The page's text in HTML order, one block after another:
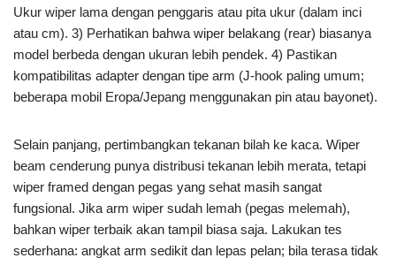
Ukur wiper lama dengan penggaris atau pita ukur (dalam inci
atau cm). 3) Perhatikan bahwa wiper belakang (rear) biasanya
model berbeda dengan ukuran lebih pendek. 4) Pastikan
kompatibilitas adapter dengan tipe arm (J-hook paling umum;
beberapa mobil Eropa/Jepang menggunakan pin atau bayonet).
Selain panjang, pertimbangkan tekanan bilah ke kaca. Wiper
beam cenderung punya distribusi tekanan lebih merata, tetapi
wiper framed dengan pegas yang sehat masih sangat
fungsional. Jika arm wiper sudah lemah (pegas melemah),
bahkan wiper terbaik akan tampil biasa saja. Lakukan tes
sederhana: angkat arm sedikit dan lepas pelan; bila terasa tidak